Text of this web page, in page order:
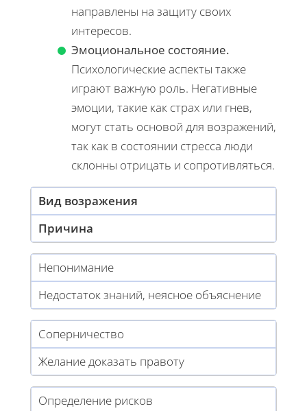
направлены на защиту своих
интересов.
Эмоциональное состояние.
Психологические аспекты также
играют важную роль. Негативные
эмоции, такие как страх или гнев,
могут стать основой для возражений,
так как в состоянии стресса люди
склонны отрицать и сопротивляться.
Вид возражения
Причина
Непонимание
Недостаток знаний, неясное объяснение
Соперничество
Желание доказать правоту
Определение рисков